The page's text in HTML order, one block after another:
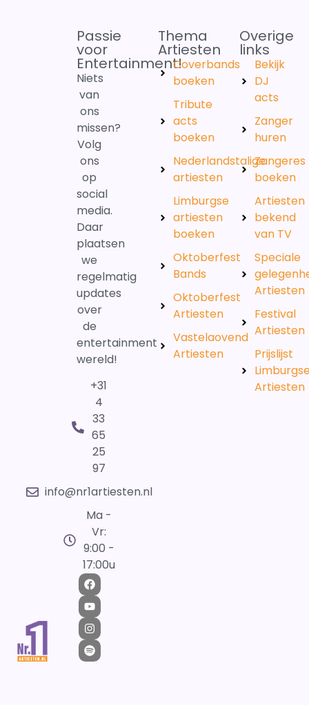
Passie
voor
Entertainment!
Niets
van
ons
missen?
Volg
ons
op
social
media.
Daar
plaatsen
we
regelmatig
updates
over
de
entertainment
wereld!
+31
4
33
65
25
97
info@nr1artiesten.nl
Ma -
Vr:
9:00 -
17:00u
Thema
Artiesten
Coverbands
boeken
Tribute
acts
boeken
Nederlandstalige
artiesten
Limburgse
artiesten
boeken
Oktoberfest
Bands
Oktoberfest
Artiesten
Vastelaovend
Artiesten
Overige
links
Bekijk
DJ
acts
Zanger
huren
Zangeres
boeken
Artiesten
bekend
van TV
Speciale
Artiesten
Festival
Artiesten
Prijslijst
Artiesten